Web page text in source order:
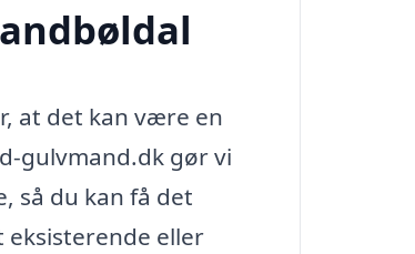
at det kan være en
gulvmand.dk gør vi
så du kan få det
eksisterende eller